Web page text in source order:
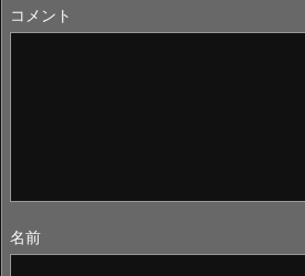
コメント
名前